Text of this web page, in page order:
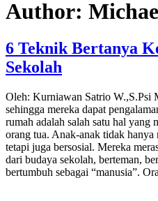
Author:
6 Teknik Bertanya
Sekolah
Oleh: Kurniawan Satrio W.,S.Psi
sehingga mereka dapat
rumah adalah salah satu hal yang
orang tua. Anak-anak tidak hanya
tetapi juga bersosial. Mereka
dari budaya sekolah, berteman,
bertumbuh sebagai “manusia”.